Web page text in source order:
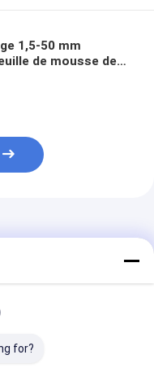
1,5-50 mm
de mousse de
for?